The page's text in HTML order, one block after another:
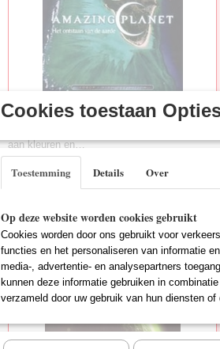
Amazing Planet (Blu-Ray Gebruikt)
aan kleuren en…
€ 3,75
Cookies toestaan
Toestemming Details Over
Op deze website worden cookies gebruikt
Cookies worden door ons gebruikt voor
functies en het personaliseren van informatie
media-, advertentie- en analysepartners
kunnen deze informatie gebruiken in
verzameld door uw gebruik van hun diensten